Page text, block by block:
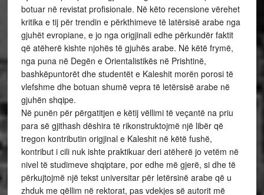
botuar në revistat profisionale. Në këto recensione vërehet
kritika e tij për trendin e përkthimeve të latërsisë arabe nga
gjuhët evropiane, e jo nga origjinali edhe përkundër faktit
që atëherë kishte njohës të gjuhës arabe. Në këtë frymë,
nga puna në Degën e Orientalistikës në Prishtinë,
bashkëpuntorët dhe studentët e Kaleshit morën porosi të
vlefshme dhe botuan shumë vepra të letërsisë arabe në
gjuhën shqipe.
Në punën për përgatitjen e këtij vëllimi të veçantë na priu
para së gjithash dëshira të rikonstruktojmë një libër që
tregon kontributin origjinal e Kaleshit në këtë fushë,
kontribut i cili nuk ishte praktikuar deri atëherë jo vetëm në
nivel të studimeve shqiptare, por edhe më gjerë, si dhe të
përkujtojmë një tekst universitar për letërsinë arabe që u
zhduk me qëllim në rektorat, pas vdekjes së autorit më